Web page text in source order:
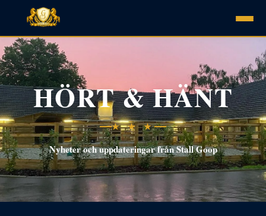
HÖRT & HÄNT
★ ★ ★
Nyheter och uppdateringar från Stall Goop